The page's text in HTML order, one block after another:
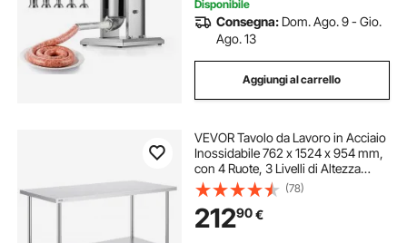
Disponibile
Consegna: Dom. Ago. 9 - Gio.
Ago. 13
Aggiungi al carrello
VEVOR Tavolo da Lavoro in Acciaio
Inossidabile 762 x 1524 x 954 mm,
con 4 Ruote, 3 Livelli di Altezza
Regolabili, Tavolo Resistente per
Preparazione Alimenti Ristoranti
Cucina Commerciale, Argento
(78)
21290€